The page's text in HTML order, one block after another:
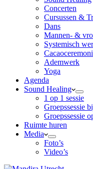
Concerten
Cursussen &
Dans
Mannen- &
Systemisch
Ademwerk
Yoga
Agenda
Sound Healing
1 op 1 sessie
Groepssessie
Groepssessie
Ruimte huren
Media
Foto’s
Video’s